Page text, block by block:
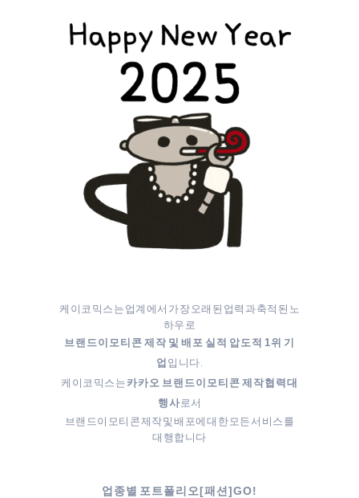
케이코믹스는 업계에서 가장 오래된 업력과 축적된 노
하우로
브랜드이모티콘 제작 및 배포 실적 압도적 1위 기
업 입니다.
케이코믹스는 카카오 브랜드이모티콘 제작협력대
행사로서
브랜드이모티콘 제작 및 배포에 대한 모든 서비스를
대행합니다
업종별 포트폴리오[패션]GO!